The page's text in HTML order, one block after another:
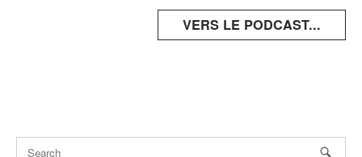
VERS LE PODCAST...